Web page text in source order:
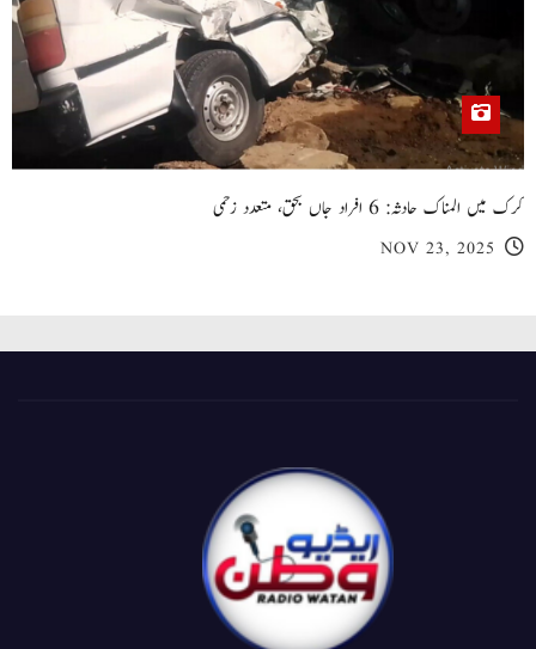
کرک میں المناک حادثہ: 6 افراد جاں بحق، متعدد زخمی
NOV 23, 2025